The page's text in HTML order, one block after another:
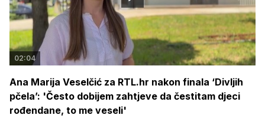
02:04
Ana Marija Veselčić za RTL.hr nakon finala ‘Divljih
pčela’: 'Često dobijem zahtjeve da čestitam djeci
rođendane, to me veseli'